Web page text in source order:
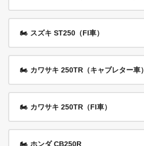
🏍️ スズキ ST250（FI車）
🏍️ カワサキ 250TR（キャブレター車）
🏍️ カワサキ 250TR（FI車）
🏍️ ホンダ CB250R